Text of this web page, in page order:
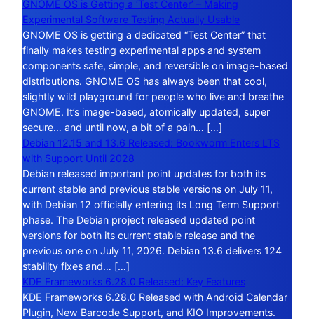
GNOME OS is Getting a ‘Test Center’ – Making
Experimental Software Testing Actually Usable
GNOME OS is getting a dedicated “Test Center” that
finally makes testing experimental apps and system
components safe, simple, and reversible on image-based
distributions. GNOME OS has always been that cool,
slightly wild playground for people who live and breathe
GNOME. It’s image-based, atomically updated, super
secure… and until now, a bit of a pain… […]
Debian 12.15 and 13.6 Released: Bookworm Enters LTS
with Support Until 2028
Debian released important point updates for both its
current stable and previous stable versions on July 11,
with Debian 12 officially entering its Long Term Support
phase. The Debian project released updated point
versions for both its current stable release and the
previous one on July 11, 2026. Debian 13.6 delivers 124
stability fixes and… […]
KDE Frameworks 6.28.0 Released: Key Features
KDE Frameworks 6.28.0 Released with Android Calendar
Plugin, New Barcode Support, and KIO Improvements.